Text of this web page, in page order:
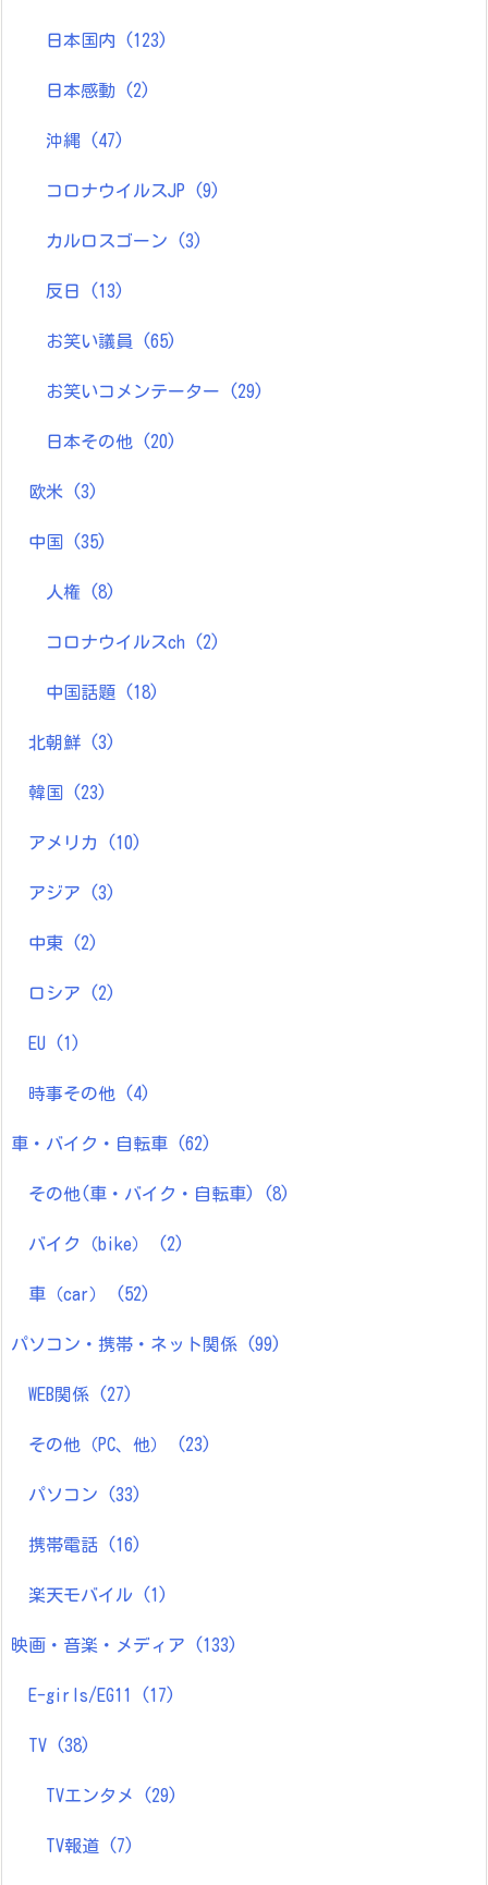
日本国内 (123)
日本感動 (2)
沖縄 (47)
コロナウイルスJP (9)
カルロスゴーン (3)
反日 (13)
お笑い議員 (65)
お笑いコメンテーター (29)
日本その他 (20)
欧米 (3)
中国 (35)
人権 (8)
コロナウイルスch (2)
中国話題 (18)
北朝鮮 (3)
韓国 (23)
アメリカ (10)
アジア (3)
中東 (2)
ロシア (2)
EU (1)
時事その他 (4)
車・バイク・自転車 (62)
その他(車・バイク・自転車) (8)
バイク（bike） (2)
車（car） (52)
パソコン・携帯・ネット関係 (99)
WEB関係 (27)
その他（PC、他） (23)
パソコン (33)
携帯電話 (16)
楽天モバイル (1)
映画・音楽・メディア (133)
E-girls/EG11 (17)
TV (38)
TVエンタメ (29)
TV報道 (7)